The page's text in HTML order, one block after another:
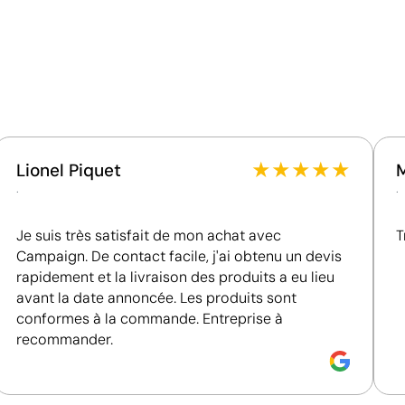
logo
système de gestion environnementale structuré.
Fournisseur certifié ISO 45001, attestant d'un
système de management de la santé et de la
Lionel Piquet
.
★★★★★
Je suis très satisfait de mon achat avec
Campaign. De contact facile, j'ai obtenu un devis
rapidement et la livraison des produits a eu lieu
avant la date annoncée. Les produits sont
conformes à la commande. Entreprise à
recommander.
.